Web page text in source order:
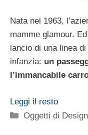
Nata nel 1963,
mamme glamour.
lancio di una linea
infanzia: un
l’immancabile
Leggi il resto
Categorie
Oggetti di Design